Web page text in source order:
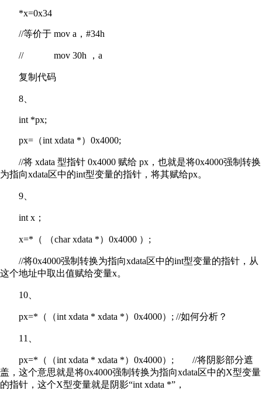
*x=0x34
//等价于 mov a，#34h
// mov 30h ，a
复制代码
8、
int *px;
px=（int xdata *）0x4000;
//将 xdata 型指针 0x4000 赋给 px，也就是将0x4000强制转换
为指向xdata区中的int型变量的指针，将其赋给px。
9、
int x；
x=*（ （char xdata *）0x4000 ）;
//将0x4000强制转换为指向xdata区中的int型变量的指针，从
这个地址中取出值赋给变量x。
10、
px=*（（int xdata * xdata *）0x4000）; //如何分析？
11、
px=*（（int xdata * xdata *）0x4000）; //将阴影部分遮
盖，这个意思就是将0x4000强制转换为指向xdata区中的X型变量
的指针，这个X型变量就是阴影“int xdata *”，